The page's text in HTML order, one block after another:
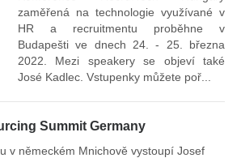
zaměřená na technologie využívané v
HR a recruitmentu proběhne v
Budapešti ve dnech 24. - 25. března
2022. Mezi speakery se objeví také
José Kadlec. Vstupenky můžete poř...
Summit Germany
v německém Mnichově vystoupí Josef